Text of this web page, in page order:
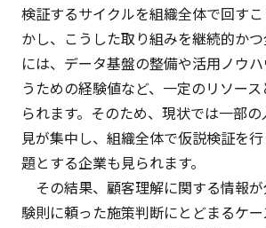
検証するサイクルを組織全体で回す
かし、こうした取り組みを継続的か
には、データ基盤の整備や活用ノウ
うための経験値など、一定のリソー
られます。そのため、現状では一部
見が集中し、組織全体で仮説検証を
題とする企業も見られます。
その結果、顧客理解に関する情報
験則に頼った施策判断にとどまるケー